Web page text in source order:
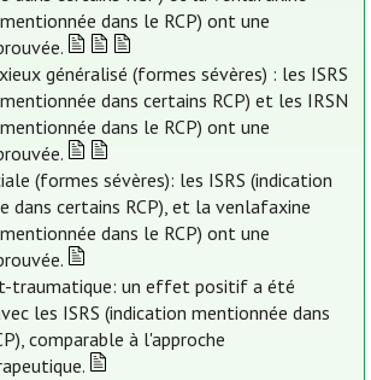
dans le RCP) ont une
généralisé (formes sévères) : les ISRS
dans certains RCP) et les IRSN
dans le RCP) ont une
(formes sévères): les ISRS (indication
dans certains RCP), et la venlafaxine
dans le RCP) ont une
traumatique: un effet positif a été
les ISRS (indication mentionnée dans
comparable à l'approche